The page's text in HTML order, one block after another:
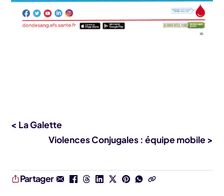
< La Galette
Violences Conjugales : équipe mobile >
Partager